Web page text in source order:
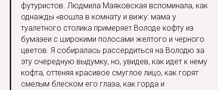
футуристов. Людмила Маяковская вспоминала, как
однажды «вошла в комнату и вижу: мама у
туалетного столика примеряет Володе кофту из
бумазеи с широкими полосами желтого и черного
цветов. Я собиралась рассердиться на Володю за
эту очередную выдумку, но, увидев, как идет к нему
кофта, оттеняя красивое смуглое лицо, как горят
смелым блеском его глаза, как горда и